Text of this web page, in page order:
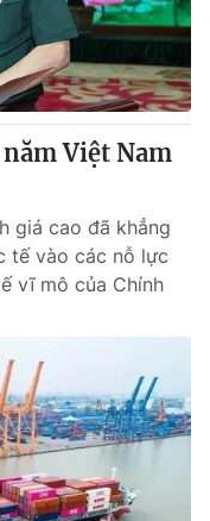
Việt Nam
giá cao đã khẳng
tế vào các nỗ lực
vĩ mô của Chính